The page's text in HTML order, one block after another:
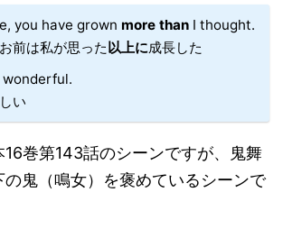
you have grown more than I thought.
前は私が思った以上に成長した
い
16巻第143話のシーンですが、鬼舞
鬼（鳴女）を褒めているシーンで